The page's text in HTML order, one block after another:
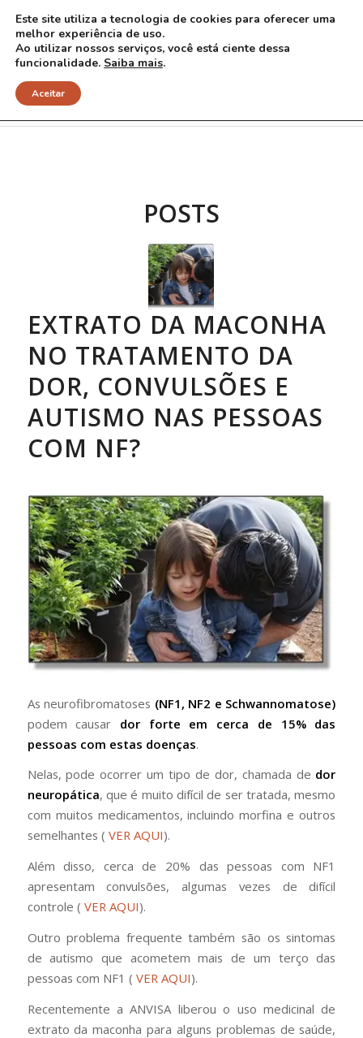
Arquivo para Tag: maconha
POSTS
EXTRATO DA MACONHA
NO TRATAMENTO DA
DOR, CONVULSÕES E
AUTISMO NAS PESSOAS
COM NF?
As neurofibromatoses (NF1, NF2 e Schwannomatose)
podem causar dor forte em cerca de 15% das
pessoas com estas doenças.
Nelas, pode ocorrer um tipo de dor, chamada de dor
neuropática, que é muito difícil de ser tratada, mesmo
com muitos medicamentos, incluindo morfina e outros
semelhantes ( VER AQUI).
Além disso, cerca de 20% das pessoas com NF1
apresentam convulsões, algumas vezes de difícil
controle ( VER AQUI).
Outro problema frequente também são os sintomas
de autismo que acometem mais de um terço das
pessoas com NF1 ( VER AQUI).
Recentemente a ANVISA liberou o uso medicinal de
extrato da maconha para alguns problemas de saúde,
Este site utiliza a tecnologia de cookies para oferecer uma
melhor experiência de uso.
Ao utilizar nossos serviços, você está ciente dessa
funcionalidade. Saiba mais.
Aceitar